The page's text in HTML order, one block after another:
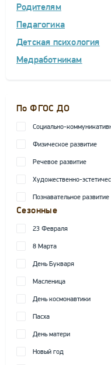
Родителям
Педагогика
Детская психология
Медработникам
По ФГОС ДО
Социально-
Физическое развитие
Речевое развитие
Художественно-
Познавательное развитие
Сезонные
23 Февраля
8 Марта
День Букваря
Масленица
День космонавтики
Пасха
День матери
Новый год